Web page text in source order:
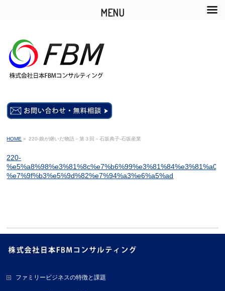
HOME » 220-娘が継いだ物語－第３回－石坂典子-石坂産業
220-
%e7%9f%b3%e5%9d%82%e7%94%a3%e6%a5%ad
ファミリービジネスの特徴と課題
MENU